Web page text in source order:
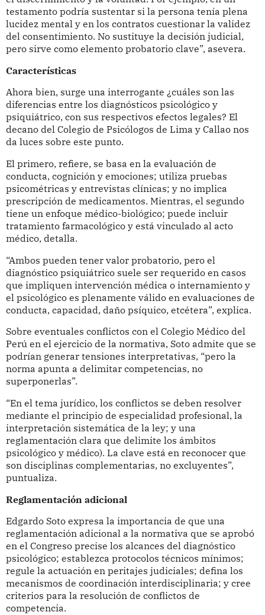
testamento podría sustentar si la persona tenía plena
lucidez mental y en los contratos cuestionar la validez
del consentimiento. No sustituye la decisión judicial,
pero sirve como elemento probatorio clave”, asevera.
Características
Ahora bien, surge una interrogante ¿cuáles son las
diferencias entre los diagnósticos psicológico y
psiquiátrico, con sus respectivos efectos legales? El
decano del Colegio de Psicólogos de Lima y Callao nos
da luces sobre este punto.
El primero, refiere, se basa en la evaluación de
conducta, cognición y emociones; utiliza pruebas
psicométricas y entrevistas clínicas; y no implica
prescripción de medicamentos. Mientras, el segundo
tiene un enfoque médico-biológico; puede incluir
tratamiento farmacológico y está vinculado al acto
médico, detalla.
“Ambos pueden tener valor probatorio, pero el
diagnóstico psiquiátrico suele ser requerido en casos
que impliquen intervención médica o internamiento y
el psicológico es plenamente válido en evaluaciones de
conducta, capacidad, daño psíquico, etcétera”, explica.
Sobre eventuales conflictos con el Colegio Médico del
Perú en el ejercicio de la normativa, Soto admite que se
podrían generar tensiones interpretativas, “pero la
norma apunta a delimitar competencias, no
superponerlas”.
“En el tema jurídico, los conflictos se deben resolver
mediante el principio de especialidad profesional, la
interpretación sistemática de la ley; y una
reglamentación clara que delimite los ámbitos
psicológico y médico). La clave está en reconocer que
son disciplinas complementarias, no excluyentes”,
puntualiza.
Reglamentación adicional
Edgardo Soto expresa la importancia de que una
reglamentación adicional a la normativa que se aprobó
en el Congreso precise los alcances del diagnóstico
psicológico; establezca protocolos técnicos mínimos;
regule la actuación en peritajes judiciales; defina los
mecanismos de coordinación interdisciplinaria; y cree
criterios para la resolución de conflictos de
competencia.